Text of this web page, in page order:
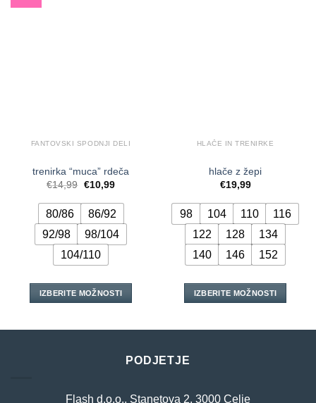
FANTOVSKI SPODNJI DELI
trenirka “muca” rdeča
€14,99 Izvirna
cena
je
bila:
€14,99.
€10,99Trenutna
je:
€10,99.
80/86
86/92
92/98
98/104
104/110
IZBERITE MOŽNOSTI
lahko
HLAČE IN TRENIRKE
hlače z žepi
€19,99
98 104 110
116
122
128
134
140
146 152
IZBERITE MOŽNOSTI
lahko
PODJETJE
Flash d.o.o., Stanetova 2, 3000 Celje